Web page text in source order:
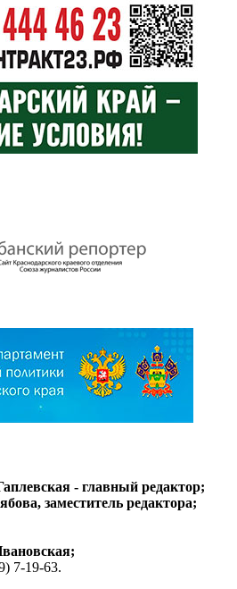
- главный редактор;
, заместитель редактора;
7-19-63.